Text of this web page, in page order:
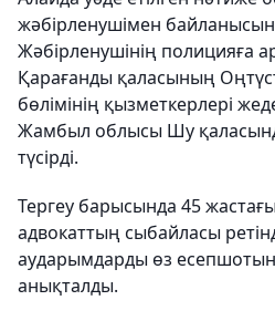
жәбірленушімен байланысын
Жәбірленушінің полицияға
Қарағанды қаласының
бөлімінің қызметкерлері
Жамбыл облысы Шу қаласында
түсірді.
Тергеу барысында 45 жастағы
адвокаттың сыбайласы
аударымдарды өз
анықталды.